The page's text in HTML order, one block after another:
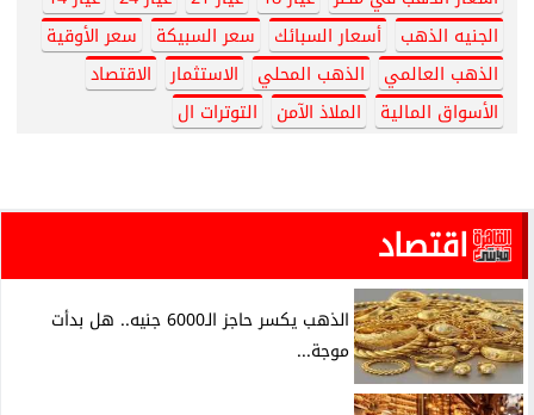
الجنيه الذهب
أسعار السبائك سعر السبيكة
سعر الأوقية
الذهب العالمي
الذهب المحلي الاستثمار
الاقتصاد
الأسواق المالية
الملاذ الآمن التوترات ال
اقتصاد
الذهب يكسر حاجز الـ6000 جنيه.. هل بدأت
موجة...